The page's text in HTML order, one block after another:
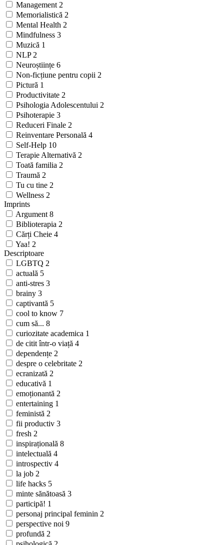
Management 2
Memorialistică 2
Mental Health 2
Mindfulness 3
Muzică 1
NLP 2
Neuroștiințe 6
Non-ficțiune pentru copii 2
Pictură 1
Productivitate 2
Psihologia Adolescentului 2
Psihoterapie 3
Reduceri Finale 2
Reinventare Personală 4
Self-Help 10
Terapie Alternativă 2
Toată familia 2
Traumă 2
Tu cu tine 2
Wellness 2
Imprints
Argument 8
Biblioterapia 2
Cărți Cheie 4
Yaa! 2
Descriptoare
LGBTQ 2
actuală 5
anti-stres 3
brainy 3
captivantă 5
cool to know 7
cum să... 8
curiozitate academica 1
de citit într-o viață 4
dependențe 2
despre o celebritate 2
ecranizată 2
educativă 1
emoționantă 2
entertaining 1
feministă 2
fii productiv 3
fresh 2
inspirațională 8
intelectuală 4
introspectiv 4
la job 2
life hacks 5
minte sănătoasă 3
participă! 1
personaj principal feminin 2
perspective noi 9
profundă 2